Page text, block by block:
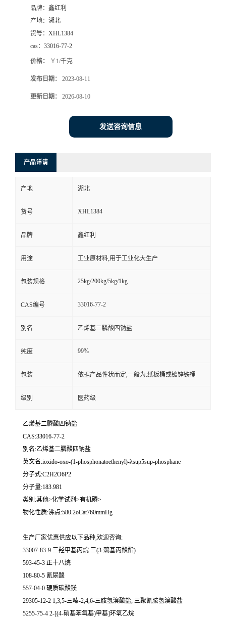
品牌： 鑫红利
产地： 湖北
货号： XHL1384
cas： 33016-77-2
价格： ￥1/千克
发布日期： 2023-08-11
更新日期： 2026-08-10
发送咨询信息
产品详请
产地 湖北
货号 XHL1384
品牌 鑫红利
用途 工业原材料,用于工业化大生产
包装规格 25kg/200kg/5kg/1kg
CAS编号 33016-77-2
别名 乙烯基二膦酸四钠盐
纯度 99%
包装 依据产品性状而定,一般为:纸板桶或镀锌铁桶
级别 医药级
乙烯基二膦酸四钠盐
CAS:33016-77-2
别名:乙烯基二膦酸四钠盐
英文名:ioxido-oxo-(1-phosphonatoethenyl)-λsup5sup-phosphane
分子式:C2H2O6P2
分子量:183.981
类别:其他>化学试剂>有机磷>
物化性质:沸点:580.2oCat760mmHg
生产厂家优惠供应以下品种,欢迎咨询:
33007-83-9 三羟甲基丙烷 三(3-巯基丙酸酯)
593-45-3 正十八烷
108-80-5 氰尿酸
557-04-0 硬质碳酸镁
29305-12-2 1,3,5-三嗪-2,4,6-三胺氢溴酸盐; 三聚氰胺氢溴酸盐
5255-75-4 2-[(4-硝基苯氧基)甲基]环氧乙烷